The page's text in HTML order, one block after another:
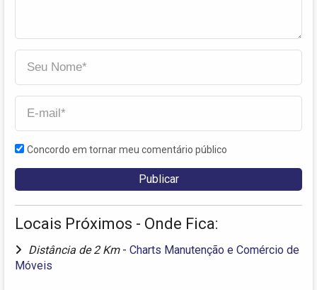
Concordo em tornar meu comentário público
Locais Próximos - Onde Fica:
Distância de 2 Km - Charts Manutenção e Comércio de
Móveis